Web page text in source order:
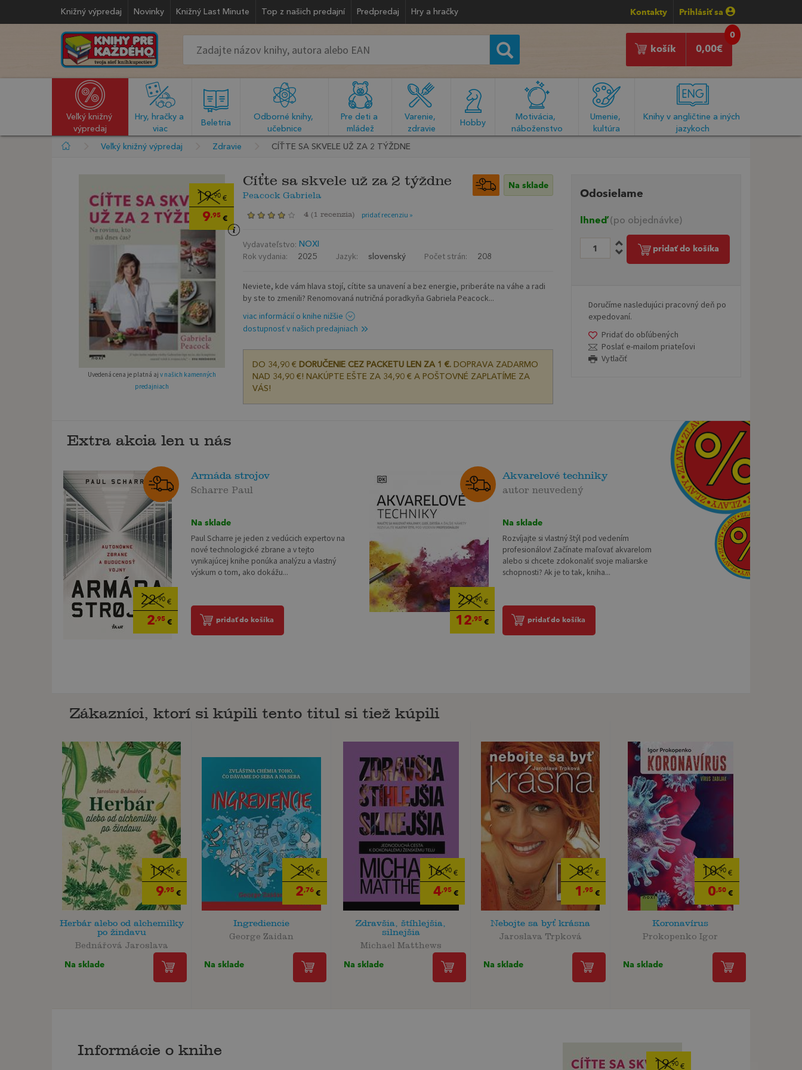
Knižný výpredaj Novinky Knižný Last Minute Top z našich predajní Predpredaj Hry a hračky Kontakty Prihlásiť sa
0
0,00€
košík
Veľký knižný
výpredaj
Hry, hračky a
viac
Beletria
Odborné knihy,
učebnice
Pre deti a
mládež
Varenie,
zdravie
Hobby
Motivácia,
náboženstvo
Umenie,
kultúra
Knihy v angličtine a iných
jazykoch
Veľký knižný výpredaj Zdravie CÍŤTE SA SKVELE UŽ ZA 2 TÝŽDNE
19,90 €
9,95 €
Uvedená cena je platná aj v našich kamenných
predajniach
Cíťte sa skvele už za 2 týždne
Peacock Gabriela
Na sklade
4 ( 1 recenzia) pridať recenziu »
Vydavateľstvo: NOXI
Rok vydania: 2025 Jazyk: slovenský Počet strán: 208
Neviete, kde vám hlava stojí, cítite sa unavení a bez energie, priberáte na váhe a radi
by ste to zmenili? Renomovaná nutričná poradkyňa Gabriela Peacock...
viac informácií o knihe nižšie
dostupnosť v našich predajniach
DO 34,90 € DORUČENIE CEZ PACKETU LEN ZA 1 €.DOPRAVA ZADARMO
NAD 34,90 €! NAKÚPTE EŠTE ZA 34,90 € A POŠTOVNÉ ZAPLATÍME ZA
VÁS!
Odosielame
Ihneď(po objednávke)
pridať do košíka
Doručíme nasledujúci pracovný deň po
expedovaní.
Pridať do obľúbených
Poslať e-mailom priateľovi
Vytlačiť
Extra akcia len u nás
22,90€
2,95€
Armáda strojov
Scharre Paul
Na sklade
Paul Scharre je jeden z vedúcich expertov na
nové technologické zbrane a v tejto
vynikajúcej knihe ponúka analýzu a vlastný
výskum o tom, ako dokážu...
pridať do košíka
29,90€
12,95€
Akvarelové techniky
autor neuvedený
Na sklade
Rozvíjajte si vlastný štýl pod vedením
profesionálov! Začínate maľovať akvarelom
alebo si chcete zdokonaliť svoje maliarske
schopnosti? Ak je to tak, kniha...
pridať do košíka
Zákazníci, ktorí si kúpili tento titul si tiež kúpili
19,90€
9,95€
Herbár alebo od alchemilky
po žindavu
Bednářová Jaroslava
Na sklade
2,90 €
2,76 €
Ingrediencie
George Zaidan
Na sklade
16,90 €
4,95 €
Zdravšia, štíhlejšia,
silnejšia
Michael Matthews
Na sklade
8,27 €
1 ,95€
Nebojte sa byť krásna
Jaroslava Trpková
Na sklade
10,90 €
0,50 €
Koronavírus
Prokopenko Igor
Na sklade
Informácie o knihe
19,90€